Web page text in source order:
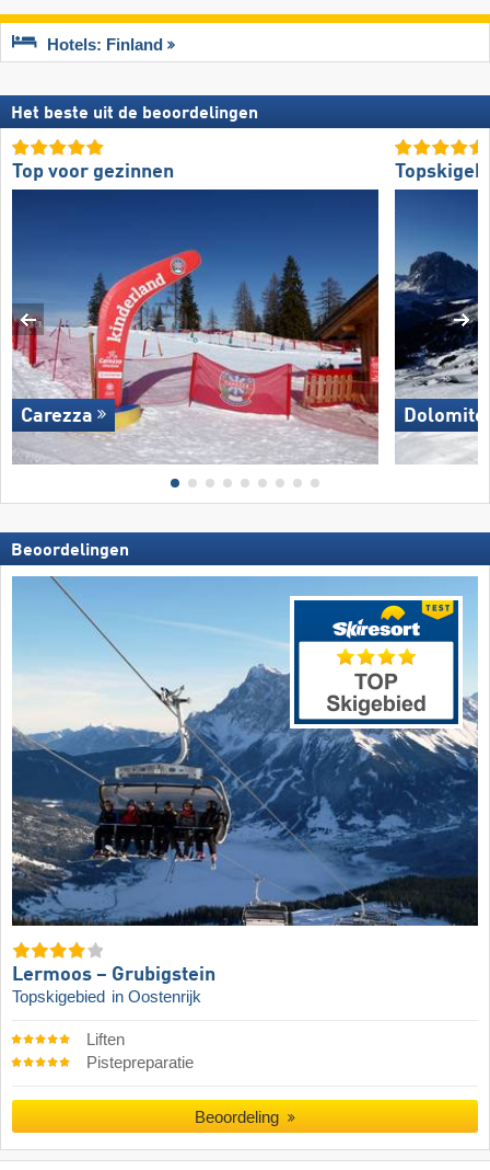
Hotels: Finland
Het beste uit de beoordelingen
Top voor gezinnen
Carezza
Beoordelingen
Lermoos – Grubigstein
Topskigebied in Oostenrijk
Liften
Pistepreparatie
Beoordeling